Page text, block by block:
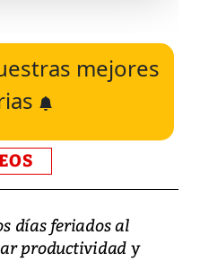
mejores
días feriados al
productividad y